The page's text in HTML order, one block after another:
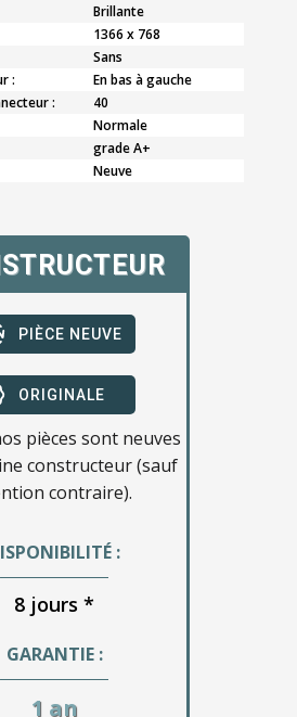
Brillante
1366 x 768
Sans
:
En bas à gauche
:
40
Normale
grade A+
Neuve
PIÈCE NEUVE
ORIGINALE
pièces sont neuves
constructeur (sauf
contraire).
:
8 jours *
GARANTIE :
1 an